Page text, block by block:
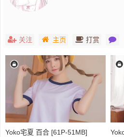
关注 主页 打赏
Yoko宅夏 百合 [61P-51MB]